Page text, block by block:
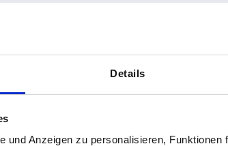
Details
und Anzeigen zu personalisieren,
erfahren Sie das bestätigte